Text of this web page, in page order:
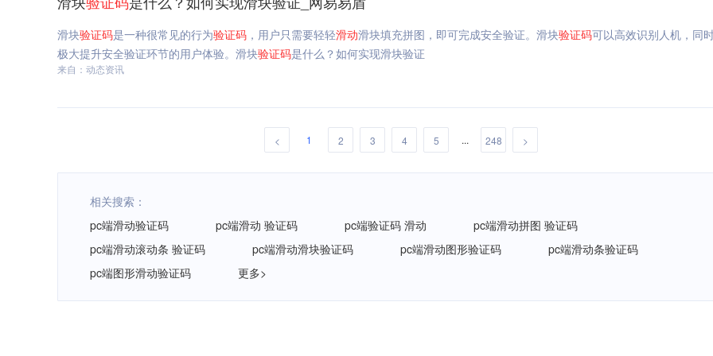
滑块验证码是一种很常见的行为验证码 ，用户只需要轻轻滑动滑块填充拼图，即可完成安全验证。滑块验证码可以高效识别人机，同
极大提升安全验证环节的用户体验。滑块验证码是什么？如何实现滑块验证
来自：动态资讯
< 1 2 3 4 5 ... 248 >
相关搜索：
pc端滑动验证码
pc端滑动 验证码 pc端验证码 滑动
pc端滑动拼图 验证码
pc端滑动滚动条 验证码
pc端滑动滑块验证码 pc端滑动图形验证码
pc端滑动条验证码
pc端图形滑动验证码
更多>